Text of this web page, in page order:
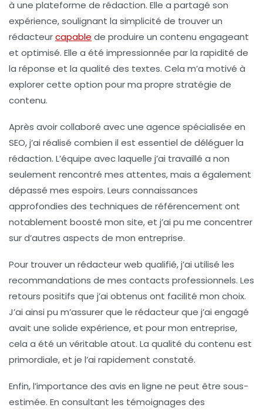
à une plateforme de rédaction. Elle a partagé son
expérience, soulignant la simplicité de trouver un
rédacteurcapable de produire un contenu engageant
et optimisé. Elle a été impressionnée par la rapidité de
la réponse et la qualité des textes. Cela m’a motivé à
explorer cette option pour ma propre stratégie de
contenu.
Après avoir collaboré avec une agence spécialisée en
SEO, j’ai réalisé combien il est essentiel de déléguer la
rédaction. L’équipe avec laquelle j’ai travaillé a non
seulement rencontré mes attentes, mais a également
dépassé mes espoirs. Leurs connaissances
approfondies des techniques de référencement ont
notablement boosté mon site, et j’ai pu me concentrer
sur d’autres aspects de mon entreprise.
Pour trouver un rédacteur web qualifié, j’ai utilisé les
recommandations de mes contacts professionnels. Les
retours positifs que j’ai obtenus ont facilité mon choix.
J’ai ainsi pu m’assurer que le rédacteur que j’ai engagé
avait une solide expérience, et pour mon entreprise,
cela a été un véritable atout. La qualité du contenu est
primordiale, et je l’ai rapidement constaté.
Enfin, l’importance des avis en ligne ne peut être sous-
estimée. En consultant les témoignages des